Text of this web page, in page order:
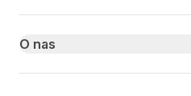
O nas